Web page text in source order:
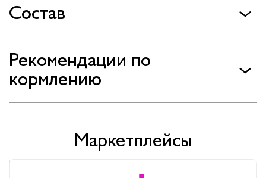
Состав
Рекомендации по
кормлению
Маркетплейсы